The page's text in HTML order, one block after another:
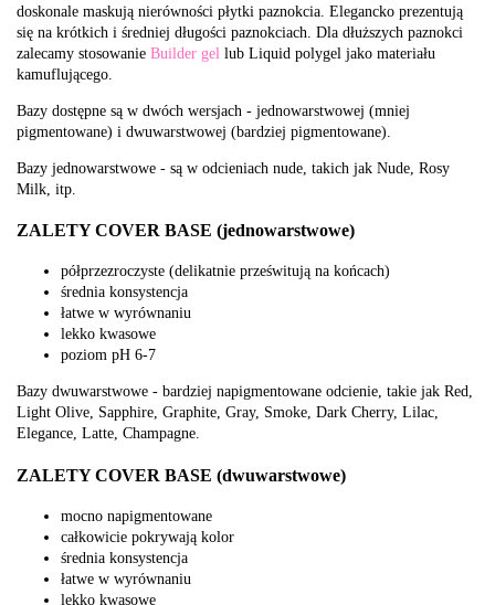
doskonale maskują nierówności płytki paznokcia. Elegancko prezentują
się na krótkich i średniej długości paznokciach. Dla dłuższych paznokci
zalecamy stosowanie Builder gel lub Liquid polygel jako materiału
kamuflującego.
Bazy dostępne są w dwóch wersjach - jednowarstwowej (mniej
pigmentowane) i dwuwarstwowej (bardziej pigmentowane).
Bazy jednowarstwowe - są w odcieniach nude, takich jak Nude, Rosy
Milk, itp.
ZALETY COVER BASE (jednowarstwowe)
półprzezroczyste (delikatnie prześwitują na końcach)
średnia konsystencja
łatwe w wyrównaniu
lekko kwasowe
poziom pH 6-7
Bazy dwuwarstwowe - bardziej napigmentowane odcienie, takie jak Red,
Light Olive, Sapphire, Graphite, Gray, Smoke, Dark Cherry, Lilac,
Elegance, Latte, Champagne.
ZALETY COVER BASE (dwuwarstwowe)
mocno napigmentowane
całkowicie pokrywają kolor
średnia konsystencja
łatwe w wyrównaniu
lekko kwasowe